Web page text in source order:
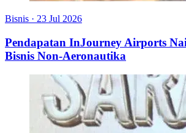
Bisnis · 23 Jul 2026
Pendapatan InJourney Airports
Bisnis Non-Aeronautika